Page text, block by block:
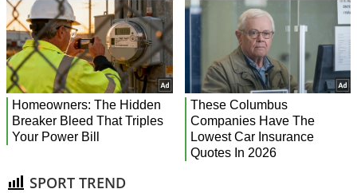
SPORT TREND